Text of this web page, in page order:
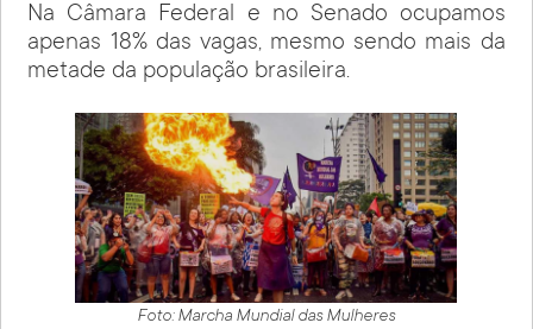
Na Câmara Federal e no Senado ocupamos
apenas 18% das vagas, mesmo sendo mais da
metade da população brasileira.
Foto: Marcha Mundial das Mulheres